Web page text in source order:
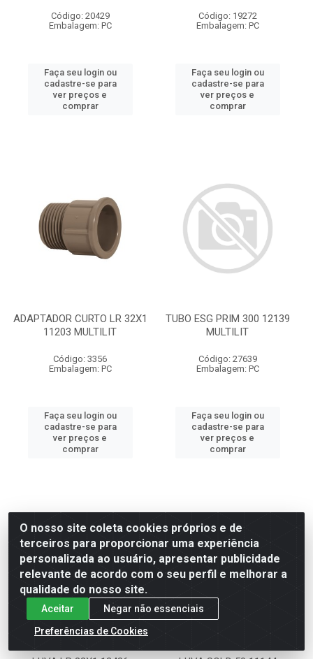
Código: 20429
Embalagem: PC
Faça seu login ou
cadastre-se para
ver preços e
comprar
Código: 19272
Embalagem: PC
Faça seu login ou
cadastre-se para
ver preços e
comprar
ADAPTADOR CURTO LR 32X1
11203 MULTILIT
Código: 3356
Embalagem: PC
Faça seu login ou
cadastre-se para
ver preços e
comprar
TUBO ESG PRIM 300 12139
MULTILIT
Código: 27639
Embalagem: PC
Faça seu login ou
cadastre-se para
ver preços e
comprar
O nosso site coleta cookies próprios e de
terceiros para proporcionar uma experiência
personalizada ao usuário, apresentar publicidade
relevante de acordo com o seu perfil e melhorar a
qualidade do nosso site.
Aceitar
Negar não essenciais
Preferências de Cookies